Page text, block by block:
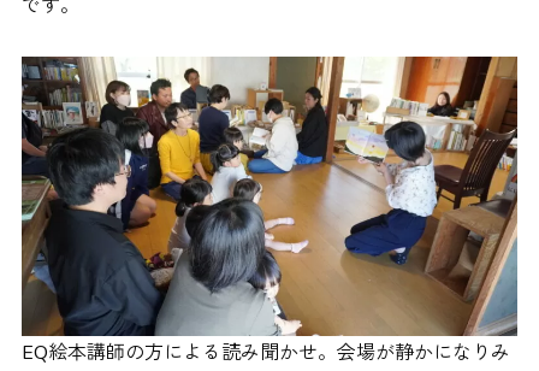
です。
EQ絵本講師の方による読み聞かせ。会場が静かになりみ